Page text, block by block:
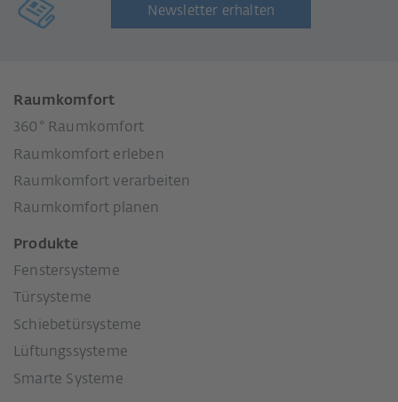
Newsletter erhalten
Raumkomfort
360° Raumkomfort
Raumkomfort erleben
Raumkomfort verarbeiten
Raumkomfort planen
Produkte
Fenstersysteme
Türsysteme
Schiebetürsysteme
Lüftungssysteme
Smarte Systeme